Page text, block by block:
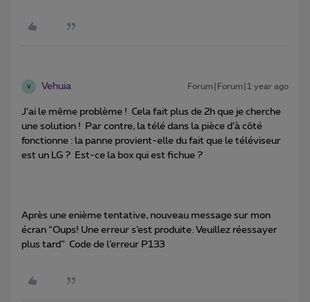
V Vehuia Forum|Forum|1 year ago
J’ai le même problème ! Cela fait plus de 2h que je cherche
une solution ! Par contre, la télé dans la pièce d’à côté
fonctionne : la panne provient-elle du fait que le téléviseur
est un LG ? Est-ce la box qui est fichue ?
Après une enième tentative, nouveau message sur mon
écran “Oups! Une erreur s’est produite. Veuillez réessayer
plus tard” Code de l’erreur P133